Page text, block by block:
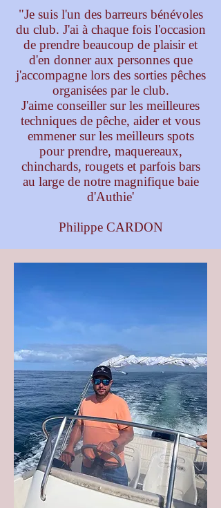
"Je suis l'un des barreurs bénévoles
du club. J'ai à chaque fois l'occasion
de prendre beaucoup de plaisir et
d'en donner aux personnes que
j'accompagne lors des sorties pêches
organisées par le club.
J'aime conseiller sur les meilleures
techniques de pêche, aider et vous
emmener sur les meilleurs spots
pour prendre, maquereaux,
chinchards, rougets et parfois bars
au large de notre magnifique baie
d'Authie'
Philippe CARDON